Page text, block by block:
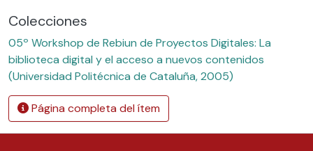
Colecciones
05º Workshop de Rebiun de Proyectos Digitales: La
biblioteca digital y el acceso a nuevos contenidos
(Universidad Politécnica de Cataluña, 2005)
Página completa del ítem